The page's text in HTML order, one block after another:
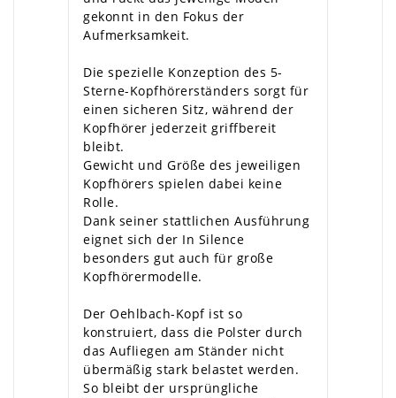
gekonnt in den Fokus der
Aufmerksamkeit.
Die spezielle Konzeption des 5-
Sterne-Kopfhörerständers sorgt für
einen sicheren Sitz, während der
Kopfhörer jederzeit griffbereit
bleibt.
Gewicht und Größe des jeweiligen
Kopfhörers spielen dabei keine
Rolle.
Dank seiner stattlichen Ausführung
eignet sich der In Silence
besonders gut auch für große
Kopfhörermodelle.
Der Oehlbach-Kopf ist so
konstruiert, dass die Polster durch
das Aufliegen am Ständer nicht
übermäßig stark belastet werden.
So bleibt der ursprüngliche